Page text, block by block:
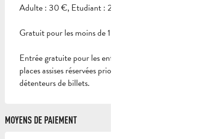
Adulte : 30 €, Etudiant : 24 € (PMR 24 €).
Gratuit pour les moins de 15 ans.
Entrée gratuite pour les enfants de moins de 15 ans,
places assises réservées prioritairement aux
détenteurs de billets.
MOYENS DE PAIEMENT